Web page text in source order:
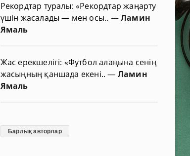
Рекордтар туралы: «Рекордтар жаңарту
үшін жасалады — мен осы.. —Ламин
Ямаль
Жас ерекшелігі: «Футбол алаңына сенің
жасыңның қаншада екені..— Ламин
Ямаль
Барлық авторлар